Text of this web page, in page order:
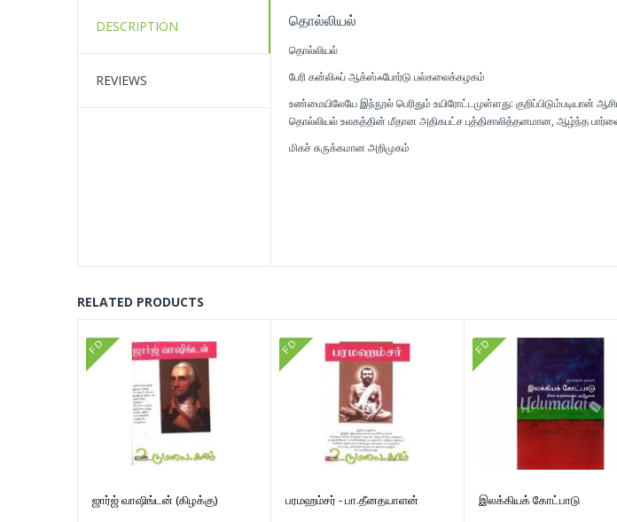
DESCRIPTION
REVIEWS
தொல்லியல்
தொல்லியல்
பேரி கன்லிஃப் ஆக்ஸ்ஃபோர்டு பல்கலைக்கழகம்
உண்மையிலேயே இந்நூல் பெரிதும் உயிரோட்டமுள்ளது: குறிப்பிடும்படியான்
தொல்லியல் உலகத்தின் மீதான அதிகபட்ச புத்திசாலித்தனமான, ஆழ்ந்த
மிகச் சுருக்கமான அறிமுகம்
RELATED PRODUCTS
FD
ஜார்ஜ் வாஷிங்டன் (கிழக்கு)
FD
பரமஹம்சர் - பா.தீனதயாளன்
FD
இலக்கியக் கோட்பாடு